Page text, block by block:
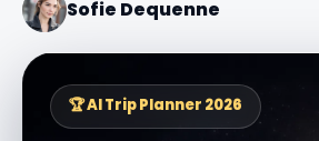
Sofie Dequenne
🏆 AI Trip Planner 2026